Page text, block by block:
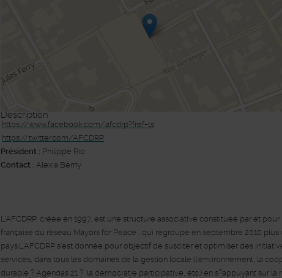
Description
https://www.facebook.com/afcdrp?fref=ts
https://twitter.com/AFCDRP
Président : Philippe Rio
Contact : Alexia Berny
L'AFCDRP, créée en 1997, est une structure associative constituée par et
française du réseau Mayors for Peace , qui regroupe en septembre 2010 plus
pays.L'AFCDRP s'est donnée pour objectif de susciter et optimiser des
services, dans tous les domaines de la gestion locale (l'environnement, la
durable ? Agendas 21 ?, la démocratie participative, etc.) en s?appuyant sur